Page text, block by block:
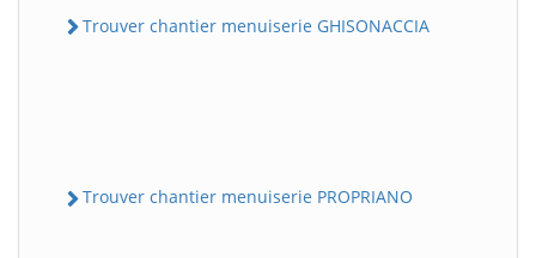
Trouver chantier menuiserie GHISONACCIA
Trouver chantier menuiserie PROPRIANO